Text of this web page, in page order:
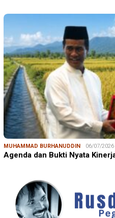
MUHAMMAD BURHANUDDIN 06/07/2026
Agenda dan Bukti Nyata